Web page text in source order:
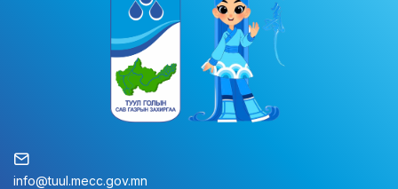
info@tuul.mecc.gov.mn